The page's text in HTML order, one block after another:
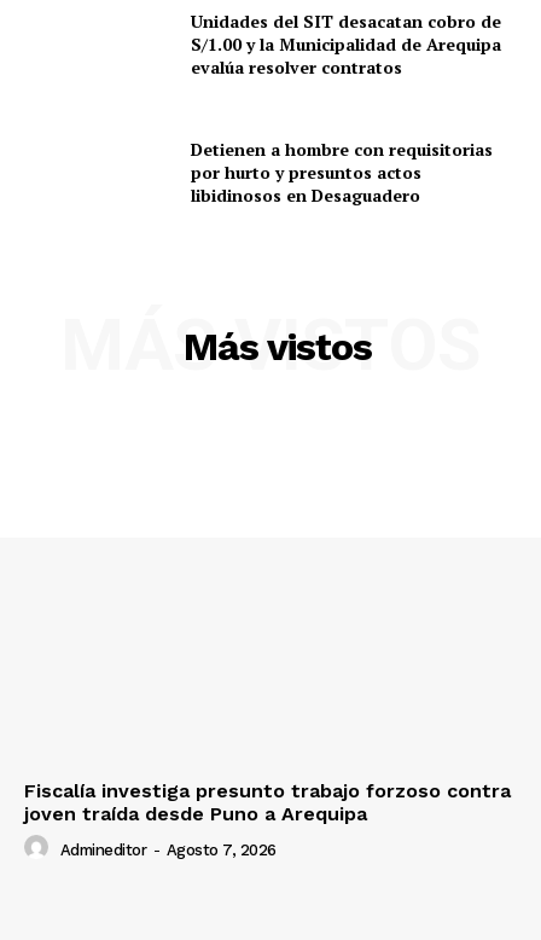
SUSCRIBETE
Diario los Andes
Unidades del SIT desacatan cobro de
S/1.00 y la Municipalidad de Arequipa
evalúa resolver contratos
Detienen a hombre con requisitorias
por hurto y presuntos actos
libidinosos en Desaguadero
Más vistos
MÁS VISTOS
Fiscalía investiga presunto trabajo forzoso contra
joven traída desde Puno a Arequipa
Admineditor - Agosto 7, 2026